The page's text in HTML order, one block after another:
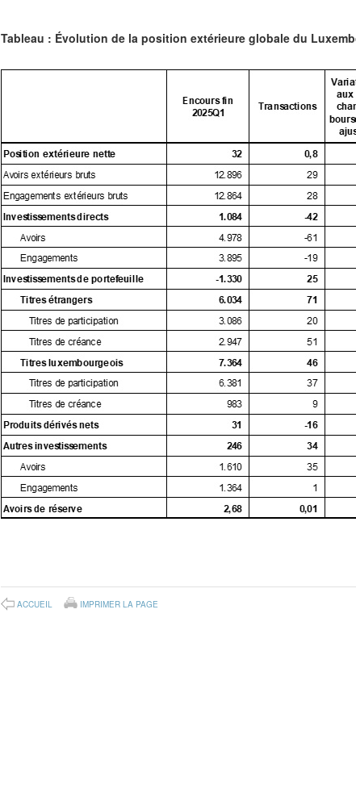
Tableau : Évolution de la position extérieure globale du
ACCUEIL IMPRIMER LA PAGE